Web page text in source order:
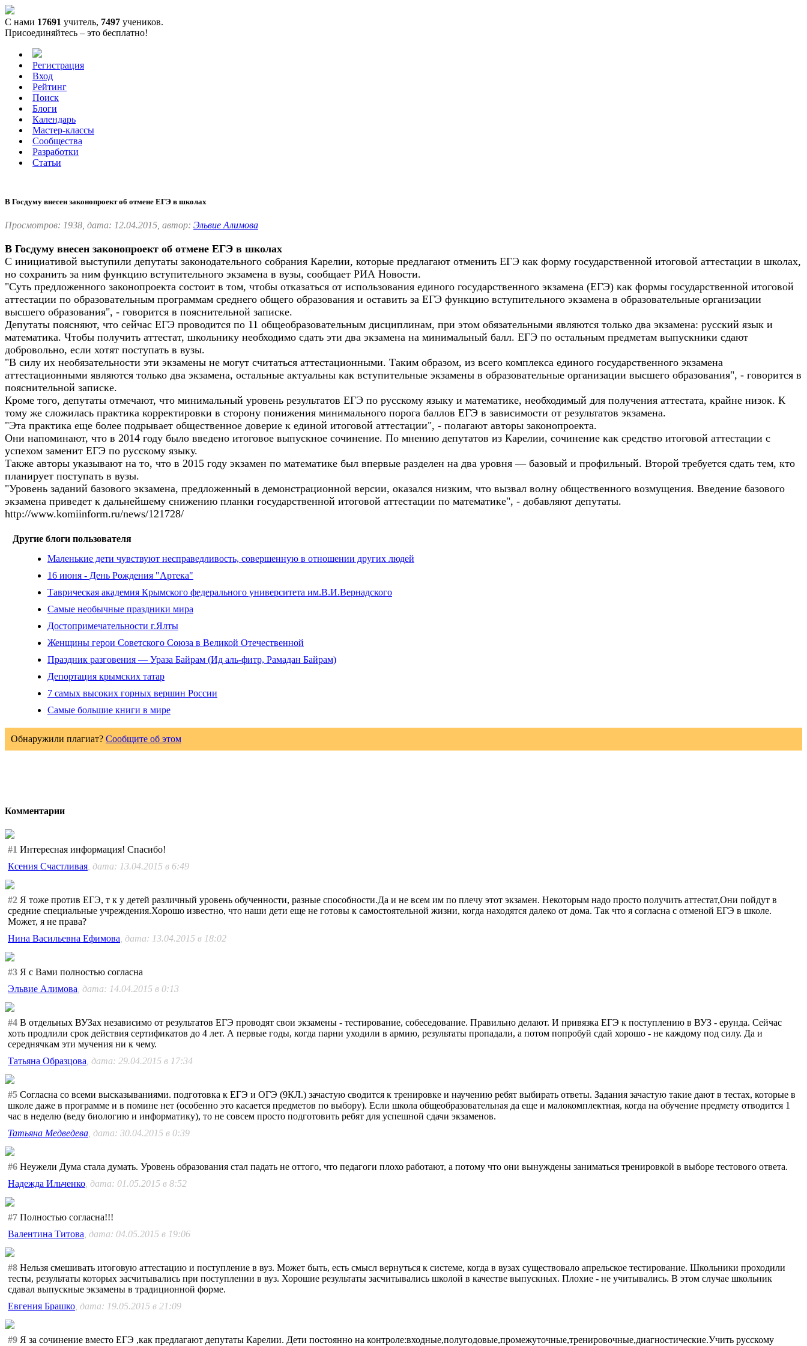
С нами 17691 учитель, 7497 учеников.
Присоединяйтесь – это бесплатно!
Регистрация
Вход
Рейтинг
Поиск
Блоги
Календарь
Мастер-классы
Сообщества
Разработки
Статьи
В Госдуму внесен законопроект об отмене ЕГЭ в школах
Просмотров: 1938, дата: 12.04.2015, автор: Эльвие Алимова
В Госдуму внесен законопроект об отмене ЕГЭ в школах
С инициативой выступили депутаты законодательного собрания Карелии, которые предлагают отменить ЕГЭ как форму государственной итоговой аттестации в школах,
но сохранить за ним функцию вступительного экзамена в вузы, сообщает РИА Новости.
"Суть предложенного законопроекта состоит в том, чтобы отказаться от использования единого государственного экзамена (ЕГЭ) как формы государственной итоговой
аттестации по образовательным программам среднего общего образования и оставить за ЕГЭ функцию вступительного экзамена в образовательные организации
высшего образования", - говорится в пояснительной записке.
Депутаты поясняют, что сейчас ЕГЭ проводится по 11 общеобразовательным дисциплинам, при этом обязательными являются только два экзамена: русский язык и
математика. Чтобы получить аттестат, школьнику необходимо сдать эти два экзамена на минимальный балл. ЕГЭ по остальным предметам выпускники сдают
добровольно, если хотят поступать в вузы.
"В силу их необязательности эти экзамены не могут считаться аттестационными. Таким образом, из всего комплекса единого государственного экзамена
аттестационными являются только два экзамена, остальные актуальны как вступительные экзамены в образовательные организации высшего образования", - говорится в
пояснительной записке.
Кроме того, депутаты отмечают, что минимальный уровень результатов ЕГЭ по русскому языку и математике, необходимый для получения аттестата, крайне низок. К
тому же сложилась практика корректировки в сторону понижения минимального порога баллов ЕГЭ в зависимости от результатов экзамена.
"Эта практика еще более подрывает общественное доверие к единой итоговой аттестации", - полагают авторы законопроекта.
Они напоминают, что в 2014 году было введено итоговое выпускное сочинение. По мнению депутатов из Карелии, сочинение как средство итоговой аттестации с
успехом заменит ЕГЭ по русскому языку.
Также авторы указывают на то, что в 2015 году экзамен по математике был впервые разделен на два уровня — базовый и профильный. Второй требуется сдать тем, кто
планирует поступать в вузы.
"Уровень заданий базового экзамена, предложенный в демонстрационной версии, оказался низким, что вызвал волну общественного возмущения. Введение базового
экзамена приведет к дальнейшему снижению планки государственной итоговой аттестации по математике", - добавляют депутаты.
http://www.komiinform.ru/news/121728/
Другие блоги пользователя
Маленькие дети чувствуют несправедливость, совершенную в отношении других людей
16 июня - День Рождения "Артека"
Таврическая академия Крымского федерального университета им.В.И.Вернадского
Самые необычные праздники мира
Достопримечательности г.Ялты
Женщины герои Советского Союза в Великой Отечественной
Праздник разговения — Ураза Байрам (Ид аль-фитр, Рамадан Байрам)
Депортация крымских татар
7 самых высоких горных вершин России
Самые большие книги в мире
Обнаружили плагиат? Сообщите об этом
Комментарии
#1 Интересная информация! Спасибо!
Ксения Счастливая , дата: 13.04.2015 в 6:49
#2 Я тоже против ЕГЭ, т к у детей различный уровень обученности, разные способности.Да и не всем им по плечу этот экзамен. Некоторым надо просто получить аттестат,Они пойдут в
средние специальные учреждения.Хорошо известно, что наши дети еще не готовы к самостоятельной жизни, когда находятся далеко от дома. Так что я согласна с отменой ЕГЭ в школе.
Может, я не права?
Нина Васильевна Ефимова , дата: 13.04.2015 в 18:02
#3 Я с Вами полностью согласна
Эльвие Алимова , дата: 14.04.2015 в 0:13
#4 В отдельных ВУЗах независимо от результатов ЕГЭ проводят свои экзамены - тестирование, собеседование. Правильно делают. И привязка ЕГЭ к поступлению в ВУЗ - ерунда. Сейчас
хоть продлили срок действия сертификатов до 4 лет. А первые годы, когда парни уходили в армию, результаты пропадали, а потом попробуй сдай хорошо - не каждому под силу. Да и
середнячкам эти мучения ни к чему.
Татьяна Образцова , дата: 29.04.2015 в 17:34
#5 Согласна со всеми высказываниями. подготовка к ЕГЭ и ОГЭ (9КЛ.) зачастую сводится к тренировке и научению ребят выбирать ответы. Задания зачастую такие дают в тестах, которые в
школе даже в программе и в помине нет (особенно это касается предметов по выбору). Если школа общеобразовательная да еще и малокомплектная, когда на обучение предмету отводится 1
час в неделю (веду биологию и информатику), то не совсем просто подготовить ребят для успешной сдачи экзаменов.
Татьяна Медведева , дата: 30.04.2015 в 0:39
#6 Неужели Дума стала думать. Уровень образования стал падать не оттого, что педагоги плохо работают, а потому что они вынуждены заниматься тренировкой в выборе тестового ответа.
Надежда Ильченко , дата: 01.05.2015 в 8:52
#7 Полностью согласна!!!
Валентина Титова , дата: 04.05.2015 в 19:06
#8 Нельзя смешивать итоговую аттестацию и поступление в вуз. Может быть, есть смысл вернуться к системе, когда в вузах существовало апрельское тестирование. Школьники проходили
тесты, результаты которых засчитывались при поступлении в вуз. Хорошие результаты засчитывались школой в качестве выпускных. Плохие - не учитывались. В этом случае школьник
сдавал выпускные экзамены в традиционной форме.
Евгения Брашко , дата: 19.05.2015 в 21:09
#9 Я за сочинение вместо ЕГЭ ,как предлагают депутаты Карелии. Дети постоянно на контроле:входные,полугодовые,промежуточные,тренировочные,диагностические.Учить русскому